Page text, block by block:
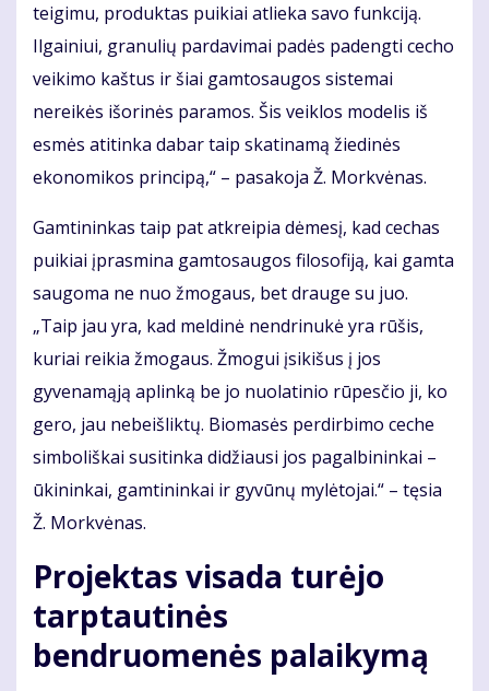
teigimu, produktas puikiai atlieka savo funkciją.
Ilgainiui, granulių pardavimai padės padengti cecho
veikimo kaštus ir šiai gamtosaugos sistemai
nereikės išorinės paramos. Šis veiklos modelis iš
esmės atitinka dabar taip skatinamą žiedinės
ekonomikos principą,“ – pasakoja Ž. Morkvėnas.
Gamtininkas taip pat atkreipia dėmesį, kad cechas
puikiai įprasmina gamtosaugos filosofiją, kai gamta
saugoma ne nuo žmogaus, bet drauge su juo.
„Taip jau yra, kad meldinė nendrinukė yra rūšis,
kuriai reikia žmogaus. Žmogui įsikišus į jos
gyvenamąją aplinką be jo nuolatinio rūpesčio ji, ko
gero, jau nebeišliktų. Biomasės perdirbimo ceche
simboliškai susitinka didžiausi jos pagalbininkai –
ūkininkai, gamtininkai ir gyvūnų mylėtojai.“ – tęsia
Ž. Morkvėnas.
Projektas visada turėjo
tarptautinės
bendruomenės palaikymą